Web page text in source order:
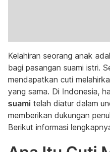
Kelahiran seorang anak
bagi pasangan suami istri.
mendapatkan cuti
yang sama. Di Indonesia,
suami telah diatur dalam
memberikan dukungan
Berikut informasi